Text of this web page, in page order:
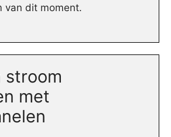
van dit moment.
stroom
met